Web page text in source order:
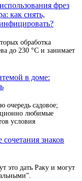
фрез
как снять,
обработка
до 230 °С и занимает
в доме:
очередь садовое;
любимые
условия
знаков
это дать Раку и могут